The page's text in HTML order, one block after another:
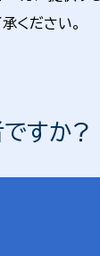
ください。
ですか?